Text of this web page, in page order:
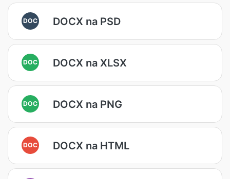
DOC DOCX na PSD
DOC DOCX na XLSX
DOC DOCX na PNG
DOC DOCX na HTML